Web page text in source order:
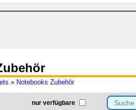
» Notebooks Zubehör
nur verfügbare